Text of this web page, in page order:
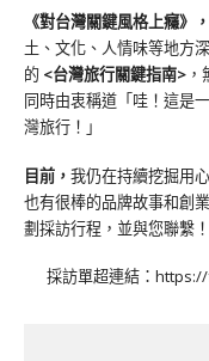
《對台灣關鍵風格上癮》 ，
土、文化、人情味等地方
的 <台灣旅行關鍵指南>
同時由衷稱道「哇！這是
灣旅行！」
目前， 我仍在持續挖掘用
也有很棒的品牌故事和創
劃採訪行程，並與您聯繫！
採訪單超連結： https://